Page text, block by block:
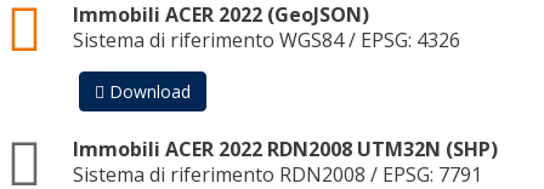
Immobili ACER 2022 (GeoJSON)
geojson
Sistema di riferimento WGS84 / EPSG: 4326
Download
Immobili ACER 2022 RDN2008 UTM32N (SHP)
zip
Sistema di riferimento RDN2008 / EPSG: 7791